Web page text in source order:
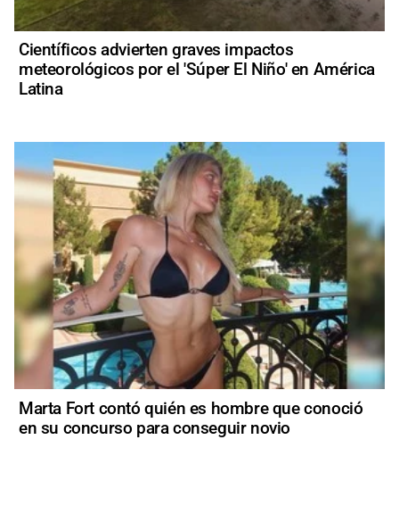
Científicos advierten graves impactos
meteorológicos por el 'Súper El Niño' en América
Latina
Marta Fort contó quién es hombre que conoció
en su concurso para conseguir novio